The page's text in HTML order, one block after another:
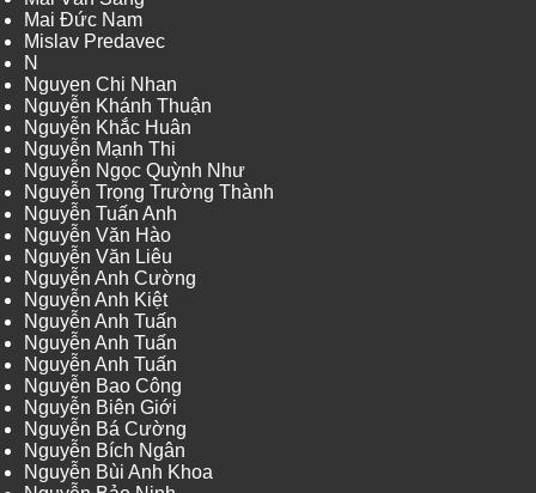
Mai Đức Nam
Mislav Predavec
N
Nguyen Chi Nhan
Nguyễn Khánh Thuận
Nguyễn Khắc Huân
Nguyễn Mạnh Thi
Nguyễn Ngọc Quỳnh Như
Nguyễn Trọng Trường Thành
Nguyễn Tuấn Anh
Nguyễn Văn Hào
Nguyễn Văn Liêu
Nguyễn Anh Cường
Nguyễn Anh Kiệt
Nguyễn Anh Tuấn
Nguyễn Anh Tuấn
Nguyễn Anh Tuấn
Nguyễn Bao Công
Nguyễn Biên Giới
Nguyễn Bá Cường
Nguyễn Bích Ngân
Nguyễn Bùi Anh Khoa